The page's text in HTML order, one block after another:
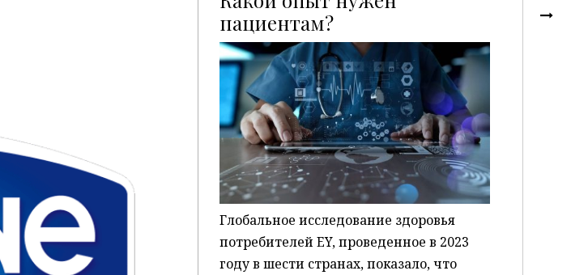
пациентам?P
Глобальное исследование здоровья
потребителей EY, проведенное в 2023
году в шести странах, показало, что